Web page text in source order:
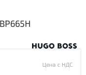
Цена с НДС